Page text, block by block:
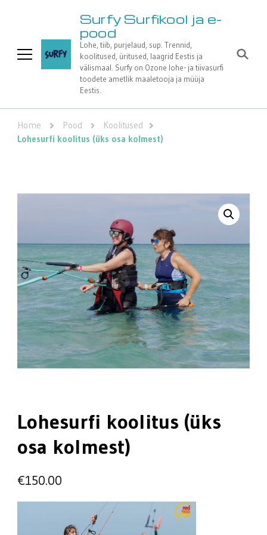
Surfy Surfikool ja e-
pood
Lohe, tiib, purjelaud, sup. Trennid,
koolitused, üritused, laagrid Eestis ja
välismaal. Surfy on Ozone lohe- ja tiivasurfi
toodete ametlik maaletooja ja müüja
Eestis.
Home Pood
Koolitused
Lohesurfi koolitus (üks osa kolmest)
Lohesurfi koolitus (üks
osa kolmest)
€150.00